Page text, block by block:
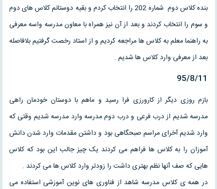
بنده کلاس دوم شماره 202 را انتخاب کردم و بقیه دوستانم کلاس های دوم
و سوم را انتخاب کردند و بعد از آن نیز همراه با معاون مدرسه واسه معرفی
به راهنما معلم به کلاس ها مراجعه کردیم و از استاد رخصت گرفتیم بلافاصله
بعد از معرفی وارد کلاس ها شدیم .
95/8/11
بازم روزی دیگر از کارورزی فرا رسید و ماهم با دوستان خودمان راهی
مدرسه شدیم از درب فرعی و درب دوم مدرسه وارد مدرسه شدیم وقتی که
وارد شدیم آخرای مراسم صبحگاهی بود و داشتن مقدمات وارد شدن دانش
آموزان را به کلاس ها فراهم می کردند یک چیز جالب این بود که کلاس
هایی که صف آنها نظم بهتری داشت را زودتر وارد کلاس ها می کردند .
در همه ی کلاس مدرسه شاهد از فناوری های نوین آموزشی استفاده می